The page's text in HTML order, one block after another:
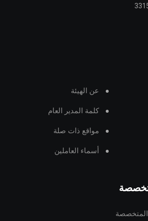
عن الهيئة
كلمة المدير العام
مواقع ذات صلة
أسماء العاملين
المتخصصة